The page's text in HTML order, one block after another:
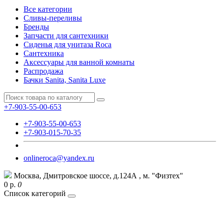
Все категории
Сливы-переливы
Бренды
Запчасти для сантехники
Сиденья для унитаза Roca
Сантехника
Аксессуары для ванной комнаты
Распродажа
Бачки Sanita, Sanita Luxe
+7-903-55-00-653
+7-903-55-00-653
+7-903-015-70-35
onlineroca@yandex.ru
Москва, Дмитровское шоссе, д.124А , м. "Физтех"
0 р. 0
Список категорий